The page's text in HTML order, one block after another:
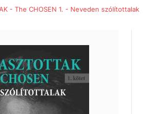
- The CHOSEN 1. - Neveden szólítottalak